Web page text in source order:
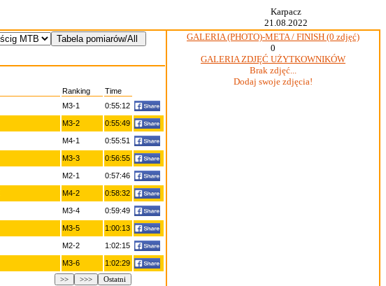
Karpacz
21.08.2022
Ranking
Time
M3-1 0:55:12
M3-2 0:55:49
M4-1 0:55:51
M3-3 0:56:55
M2-1 0:57:46
M4-2 0:58:32
M3-4 0:59:49
M3-5 1:00:13
M2-2 1:02:15
M3-6 1:02:29
Ostatni
>>>
>>
GALERIA (PHOTO)-META / FINISH (0 zdjęć)
0
GALERIA ZDJĘĆ UŻYTKOWNIKÓW
Brak zdjęć...
Dodaj swoje zdjęcia!